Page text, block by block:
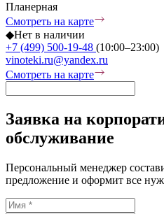
Планерная
Смотреть на карте
◆Нет в наличии
+7 (499) 500-19-48 (10:00–23:00)
vinoteki.ru@yandex.ru
Смотреть на карте
Заявка на
обслуживание
Персональный менеджер
предложение и оформит все